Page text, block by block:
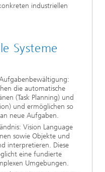
industriellen
Systeme
die automatische
(Task Planning) und
und ermöglichen so
neue Aufgaben.
Vision Language
sowie Objekte und
interpretieren. Diese
eine fundierte
Umgebungen.